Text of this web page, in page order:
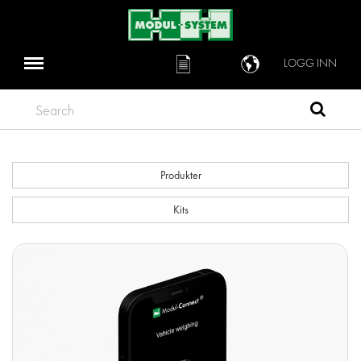
LOGG INN
Search
Produkter
Kits